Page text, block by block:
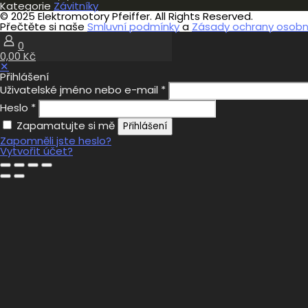
Kategorie Závitníky
© 2025 Elektromotory Pfeiffer. All Rights Reserved.
Přečtěte si naše Smluvní podmínkya Zásady ochrany
0
0,00 Kč
✕
Přihlášení
Uživatelské jméno nebo e-mail *
Heslo *
Zapamatujte si mě
Přihlášení
Zapomněli jste heslo?
Vytvořit účet?